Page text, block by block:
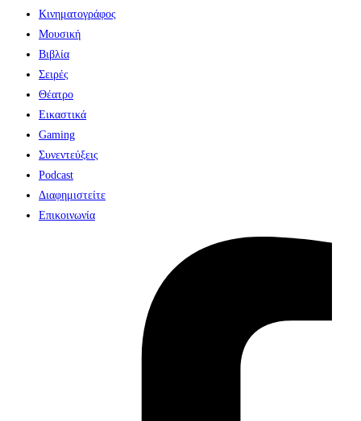
Κινηματογράφος
Μουσική
Βιβλία
Σειρές
Θέατρο
Εικαστικά
Gaming
Συνεντεύξεις
Podcast
Διαφημιστείτε
Επικοινωνία